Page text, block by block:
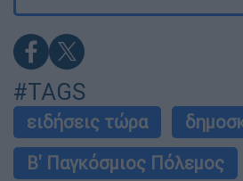
#TAGS
ειδήσεις τώρα
Β' Παγκόσμιος Πόλεμος